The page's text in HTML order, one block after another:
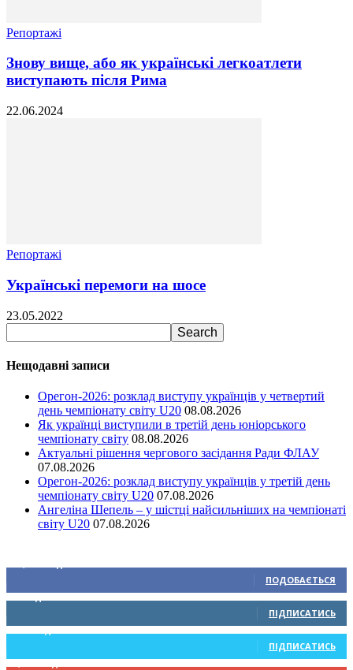
Репортажі
Знову вище, або як українські легкоатлети
виступають після Рима
22.06.2024
Репортажі
Українські перемоги на шосе
23.05.2022
Нещодавні записи
Орегон-2026: розклад виступу українців у четвертий
день чемпіонату світу U20 08.08.2026
Як українці виступили в третій день юніорського
чемпіонату світу 08.08.2026
Актуальні рішення чергового засідання Ради ФЛАУ
07.08.2026
Орегон-2026: розклад виступу українців у третій день
чемпіонату світу U20 07.08.2026
Ангеліна Шепель – у шістці найсильніших на чемпіонаті
світу U20 07.08.2026
ПОДОБАЄТЬСЯ
0 Підписників
ПІДПИСАТИСЬ
234 Підписників
ПІДПИСАТИСЬ
9,370 Підписників